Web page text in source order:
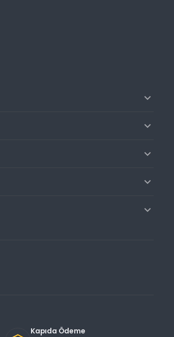
Kapıda Ödeme